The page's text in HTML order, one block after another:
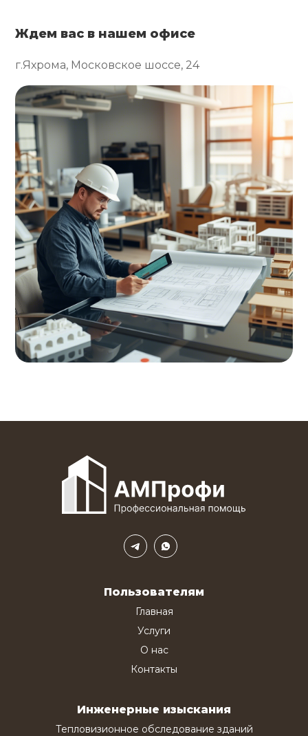
Ждем вас в нашем офисе
г.Яхрома, Московское шоссе, 24
Пользователям
Главная
Услуги
О нас
Контакты
Инженерные изыскания
Тепловизионное обследование зданий